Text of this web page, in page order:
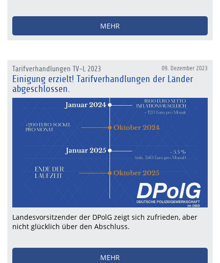
MEHR
09. Dezember 2023
Tarifverhandlungen TV-L 2023
Einigung erzielt! Tarifverhandlungen der Länder
abgeschlossen.
Landesvorsitzender der DPolG zeigt sich zufrieden, aber
nicht glücklich über den Abschluss.
MEHR